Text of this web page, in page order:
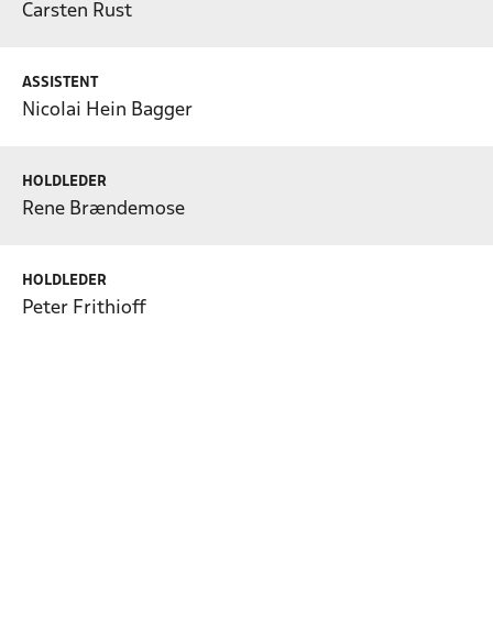
Carsten Rust
ASSISTENT
Nicolai Hein Bagger
HOLDLEDER
Rene Brændemose
HOLDLEDER
Peter Frithioff